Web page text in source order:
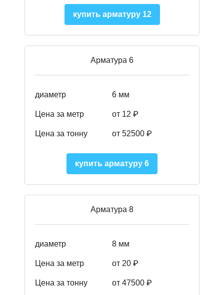
купить арматуру 12
Арматура 6
диаметр 6 мм
Цена за метр от 12 ₽
Цена за тонну от 52500 ₽
купить арматуру 6
Арматура 8
диаметр 8 мм
Цена за метр от 20 ₽
Цена за тонну от 47500 ₽